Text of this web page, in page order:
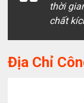
thời
chất
Địa Chỉ